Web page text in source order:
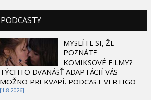
PODCASTY
MYSLÍTE SI, ŽE
POZNÁTE
KOMIKSOVÉ FILMY?
TÝCHTO DVANÁSŤ ADAPTÁCIÍ VÁS
MOŽNO PREKVAPÍ. PODCAST VERTIGO
[1.8 2026]